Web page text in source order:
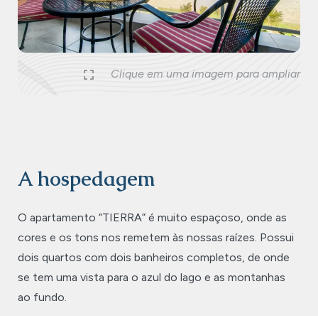
Clique em uma imagem para ampliar
A hospedagem
O apartamento “TIERRA” é muito espaçoso, onde as
cores e os tons nos remetem às nossas raízes. Possui
dois quartos com dois banheiros completos, de onde
se tem uma vista para o azul do lago e as montanhas
ao fundo.